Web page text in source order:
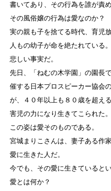
書いてあり、その行為を誰が責
その風俗嬢の行為は愛なのか？
実の親も子を捨てる時代、育児
人もの幼子が命を絶たれている。
悲しい事実だ。
先日、「ねむの木学園」の園長
催する日本プロスピーカー協会
が、４０年以上も８０歳を超え
害児の力になり生きてこられた。
この姿は愛そのものである。
宮城まりこさんは、妻子ある作
愛に生きた人だ。
今でも、その愛に生きているとい
愛とは何か？